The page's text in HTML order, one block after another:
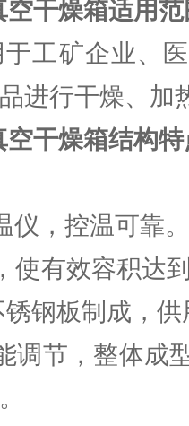
空干燥箱适用
矿企业、医
进行干燥、加
干燥箱结构
仪，控温可靠。
使有效容积达
钢板制成，
调节，整体成